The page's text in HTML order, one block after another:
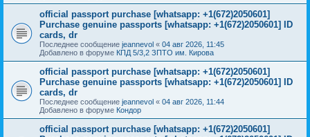
official passport purchase [whatsapp: +1(672)2050601]
Purchase genuine passports [whatsapp: +1(672)2050601] ID
cards, dr
Последнее сообщение jeannevol « 04 авг 2026, 11:45
Добавлено в форуме КПД 5/3,2 ЗПТО им. Кирова
official passport purchase [whatsapp: +1(672)2050601]
Purchase genuine passports [whatsapp: +1(672)2050601] ID
cards, dr
Последнее сообщение jeannevol « 04 авг 2026, 11:44
Добавлено в форуме Кондор
official passport purchase [whatsapp: +1(672)2050601]